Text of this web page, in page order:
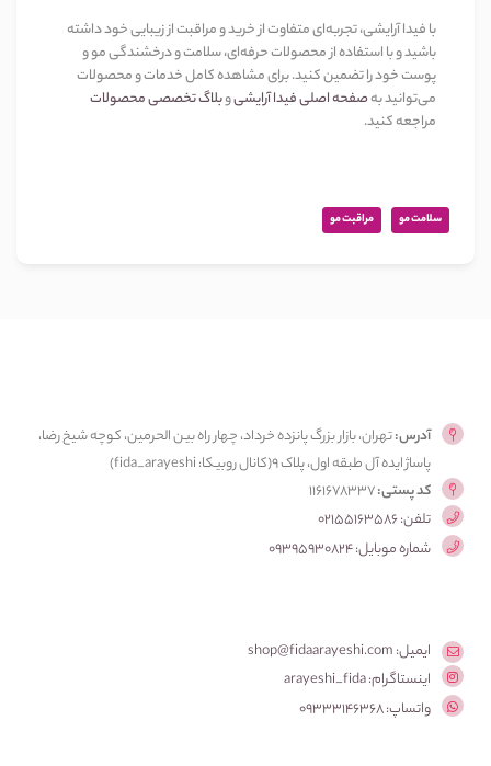
با فیدا آرایشی، تجربه‌ای متفاوت از خرید و مراقبت از زیبایی خود داشته
باشید و با استفاده از محصولات حرفه‌ای، سلامت و درخشندگی مو و
پوست خود را تضمین کنید. برای مشاهده کامل خدمات و محصولات
می‌توانید بهصفحه اصلی فیدا آرایشیوبلاگ تخصصی محصولات
مراجعه کنید.
سلامت مو مراقبت مو
آدرس:تهران، بازار بزرگ پانزده خرداد، چهار راه بین الحرمین، کوچه شیخ رضا،
پاساژ ایده آل طبقه اول، پلاک ۹(کانال روبیکا: fida_arayeshi)
کد پستی:1161678337
تلفن: 02155163586
شماره موبایل: 09395930824
ایمیل: shop@fidaarayeshi.com
اینستاگرام: arayeshi_fida
واتساپ: 09333146368